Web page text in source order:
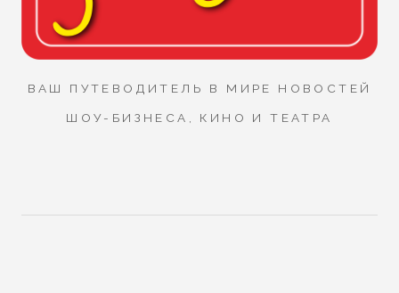
ВАШ ПУТЕВОДИТЕЛЬ В МИРЕ НОВОСТЕЙ
ШОУ-БИЗНЕСА, КИНО И ТЕАТРА